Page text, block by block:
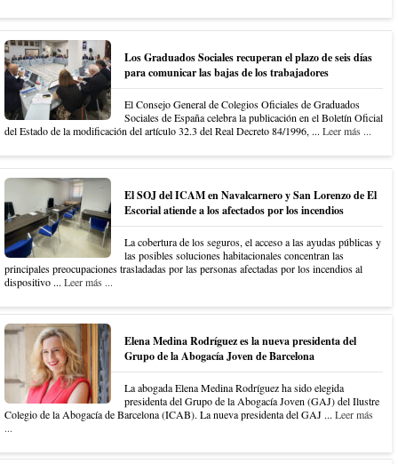
Los Graduados Sociales recuperan el plazo de seis días
para comunicar las bajas de los trabajadores
El Consejo General de Colegios Oficiales de Graduados
Sociales de España celebra la publicación en el Boletín Oficial
del Estado de la modificación del artículo 32.3 del Real Decreto 84/1996, ... Leer más ...
El SOJ del ICAM en Navalcarnero y San Lorenzo de El
Escorial atiende a los afectados por los incendios
La cobertura de los seguros, el acceso a las ayudas públicas y
las posibles soluciones habitacionales concentran las
principales preocupaciones trasladadas por las personas afectadas por los incendios al
dispositivo ... Leer más ...
Elena Medina Rodríguez es la nueva presidenta del
Grupo de la Abogacía Joven de Barcelona
La abogada Elena Medina Rodríguez ha sido elegida
presidenta del Grupo de la Abogacía Joven (GAJ) del Ilustre
Colegio de la Abogacía de Barcelona (ICAB). La nueva presidenta del GAJ ... Leer más
...